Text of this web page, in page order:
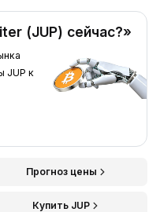
(JUP) сейчас?»
JUP к
Прогноз цены
Купить JUP